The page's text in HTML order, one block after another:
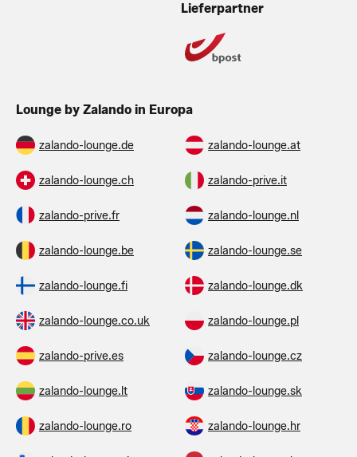
Lieferpartner
Lounge by Zalando in Europa
zalando-lounge.de zalando-lounge.at
zalando-lounge.ch zalando-prive.it
zalando-prive.fr zalando-lounge.nl
zalando-lounge.be zalando-lounge.se
zalando-lounge.fi zalando-lounge.dk
zalando-lounge.co.uk zalando-lounge.pl
zalando-prive.es zalando-lounge.cz
zalando-lounge.lt zalando-lounge.sk
zalando-lounge.ro zalando-lounge.hr